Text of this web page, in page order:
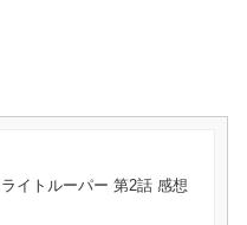
イトルーパー 第2話 感想